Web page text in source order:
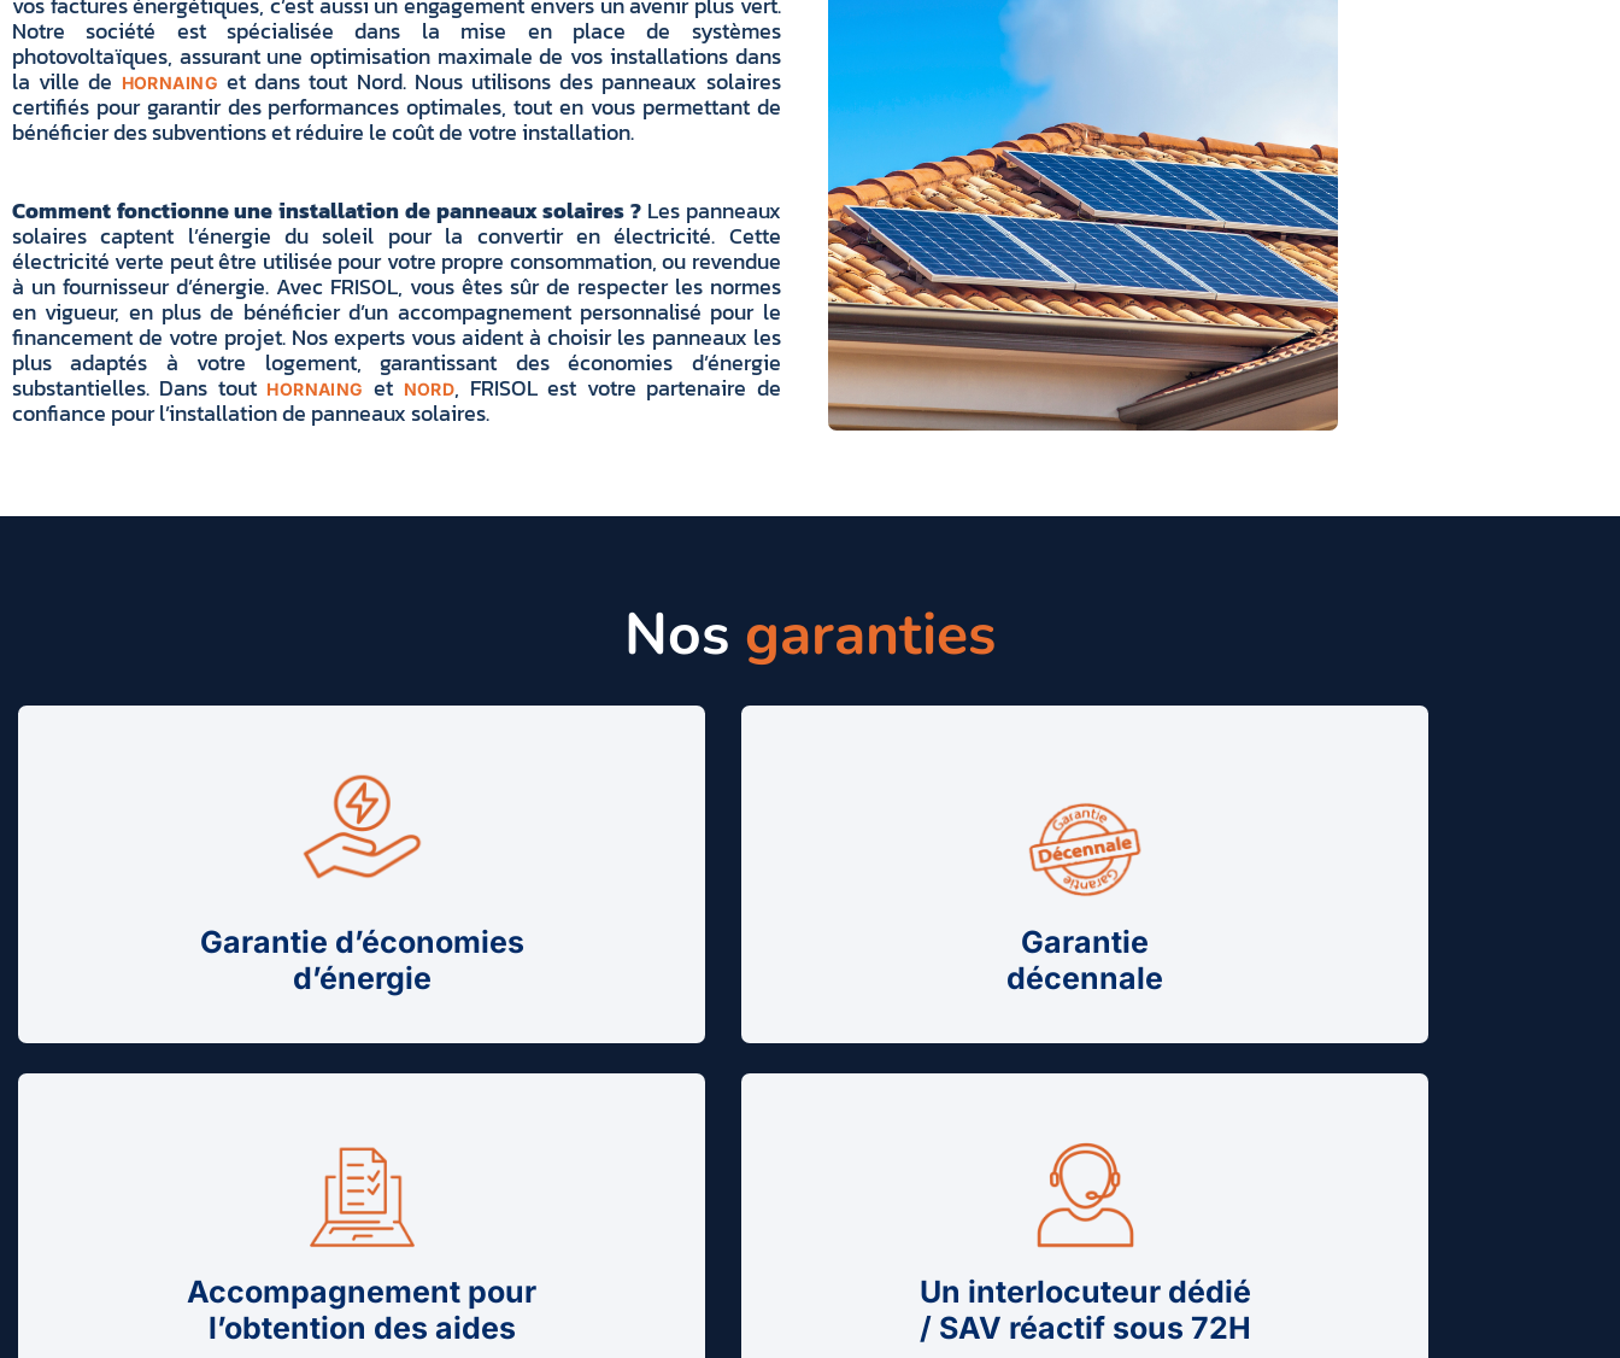
Notre société est spécialisée dans la mise en place de systèmes
photovoltaïques, assurant une optimisation maximale de vos installations dans
la ville de HORNAING et dans tout Nord. Nous utilisons des panneaux solaires
certifiés pour garantir des performances optimales, tout en vous permettant de
bénéficier des subventions et réduire le coût de votre installation.
Comment fonctionne une installation de panneaux solaires ? Les panneaux
solaires captent l’énergie du soleil pour la convertir en électricité. Cette
électricité verte peut être utilisée pour votre propre consommation, ou revendue
à un fournisseur d’énergie. Avec FRISOL, vous êtes sûr de respecter les normes
en vigueur, en plus de bénéficier d’un accompagnement personnalisé pour le
financement de votre projet. Nos experts vous aident à choisir les panneaux les
plus adaptés à votre logement, garantissant des économies d’énergie
substantielles. Dans tout HORNAING et NORD, FRISOL est votre partenaire de
confiance pour l’installation de panneaux solaires.
Nos garanties
Garantie d’économies
d’énergie
Garantie
décennale
Accompagnement pour
l’obtention des aides
Un interlocuteur dédié
/ SAV réactif sous 72H